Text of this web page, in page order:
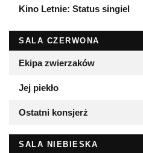
Kino Letnie: Status singiel
SALA CZERWONA
Ekipa zwierzaków
Jej piekło
Ostatni konsjerż
SALA NIEBIESKA